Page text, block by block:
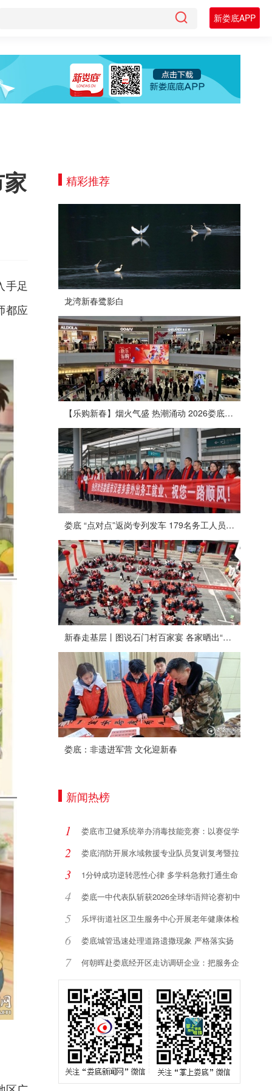
新娄底APP
手足
都应
精彩推荐
龙湾新春鹭影白
【乐购新春】烟火气盛 热潮涌动 2026娄底春节消费市场喜迎“开门红”
娄底 “点对点”返岗专列发车 179名务工人员免费赴沪
新春走基层丨图说石门村百家宴 各家晒出“拿手菜”
娄底：非遗进军营 文化迎新春
新闻热榜
1
娄底市卫健系统举办消毒技能竞赛：以赛促学
强2
娄底消防开展水域救援专业队员复训复考暨拉
3
1分钟成功逆转恶性心律 多学科急救打通生命
4
娄底一中代表队斩获2026全球华语辩论赛初中
5
乐坪街道社区卫生服务中心开展老年健康体检
6
娄底城管迅速处理道路遗撒现象 严格落实扬
尘7
何朝晖赴娄底经开区走访调研企业：把服务企
业